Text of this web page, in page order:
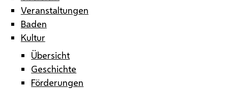
Veranstaltungen
Baden
Kultur
Übersicht
Geschichte
Förderungen